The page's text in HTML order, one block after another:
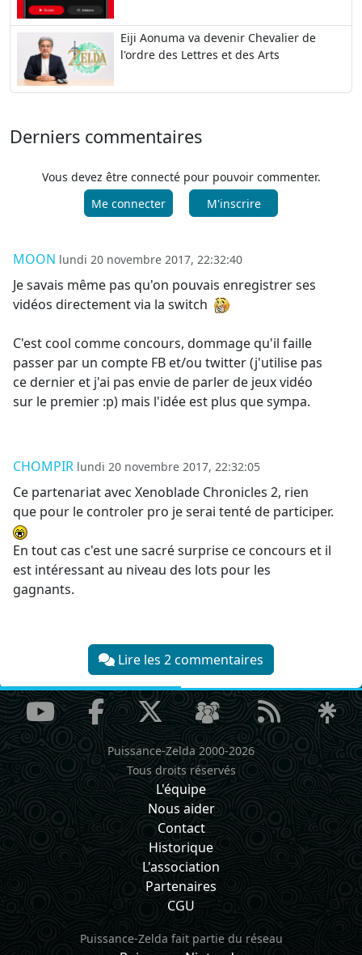
Eiji Aonuma va devenir Chevalier de
l'ordre des Lettres et des Arts
Derniers commentaires
Vous devez être connecté pour pouvoir commenter.
Me connecter
M'inscrire
MOON lundi 20 novembre 2017, 22:32:40
Je savais même pas qu'on pouvais enregistrer ses
vidéos directement via la switch
C'est cool comme concours, dommage qu'il faille
passer par un compte FB et/ou twitter (j'utilise pas
ce dernier et j'ai pas envie de parler de jeux vidéo
sur le premier :p) mais l'idée est plus que sympa.
CHOMPIR lundi 20 novembre 2017, 22:32:05
Ce partenariat avec Xenoblade Chronicles 2, rien
que pour le controler pro je serai tenté de participer.
En tout cas c'est une sacré surprise ce concours et il
est intéressant au niveau des lots pour les
gagnants.
Lire les 2 commentaires
Puissance-Zelda 2000-2026
Tous droits réservés
L'équipe
Nous aider
Contact
Historique
L'association
Partenaires
CGU
Puissance-Zelda fait partie du réseau